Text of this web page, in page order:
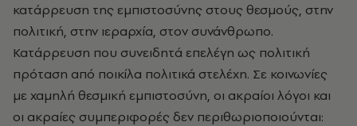
κατάρρευση της εμπιστοσύνης στους θεσμούς, στην
πολιτική, στην ιεραρχία, στον συνάνθρωπο.
Κατάρρευση που συνειδητά επελέγη ως πολιτική
πρόταση από ποικίλα πολιτικά στελέχη. Σε κοινωνίες
με χαμηλή θεσμική εμπιστοσύνη, οι ακραίοι λόγοι και
οι ακραίες συμπεριφορές δεν περιθωριοποιούνται: